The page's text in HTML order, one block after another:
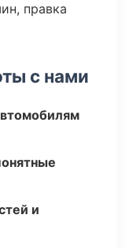
правка
с нами
и